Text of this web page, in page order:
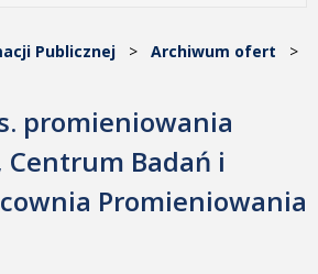
Publicznej > Archiwum ofert >
promieniowania
Centrum Badań i
Promieniowania